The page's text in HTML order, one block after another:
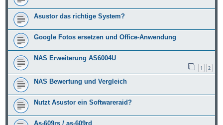
Asustor das richtige System?
Google Fotos ersetzen und Office-Anwendung
NAS Erweiterung AS6004U
1 2
NAS Bewertung und Vergleich
Nutzt Asustor ein Softwareraid?
As-609rs / as-609rd